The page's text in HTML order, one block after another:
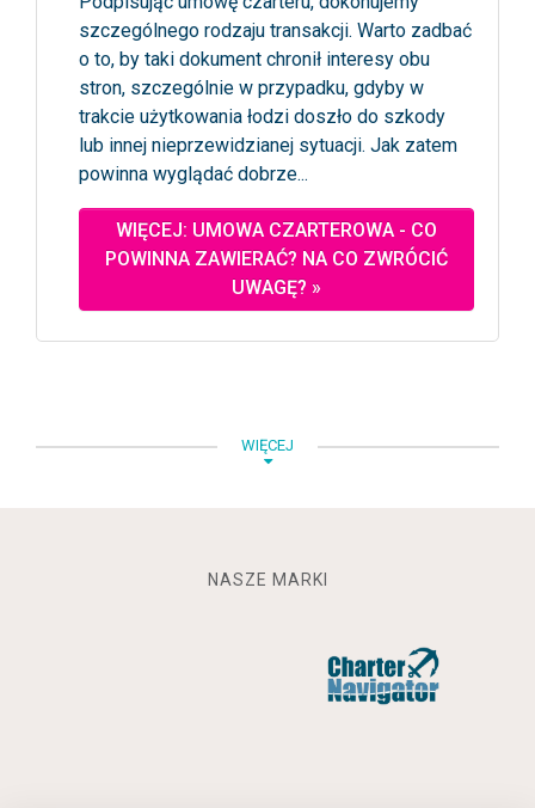
szczególnego rodzaju transakcji. Warto zadbać
o to, by taki dokument chronił interesy obu
stron, szczególnie w przypadku, gdyby w
trakcie użytkowania łodzi doszło do szkody
lub innej nieprzewidzianej sytuacji. Jak zatem
powinna wyglądać dobrze...
WIĘCEJ: UMOWA CZARTEROWA - CO
POWINNA ZAWIERAĆ? NA CO ZWRÓCIĆ
UWAGĘ? »
WIĘCEJ
NASZE MARKI